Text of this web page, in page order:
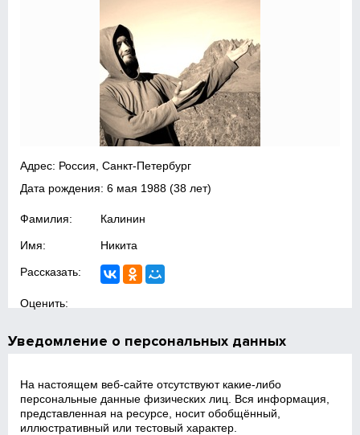
Адрес: Россия, Санкт-Петербург
Дата рождения:6 мая 1988 (38 лет)
Фамилия: Калинин
Имя: Никита
Рассказать:
Оценить:
Уведомление о персональных данных
На настоящем веб‑сайте отсутствуют какие‑либо
персональные данные физических лиц. Вся информация,
представленная на ресурсе, носит обобщённый,
иллюстративный или тестовый характер.